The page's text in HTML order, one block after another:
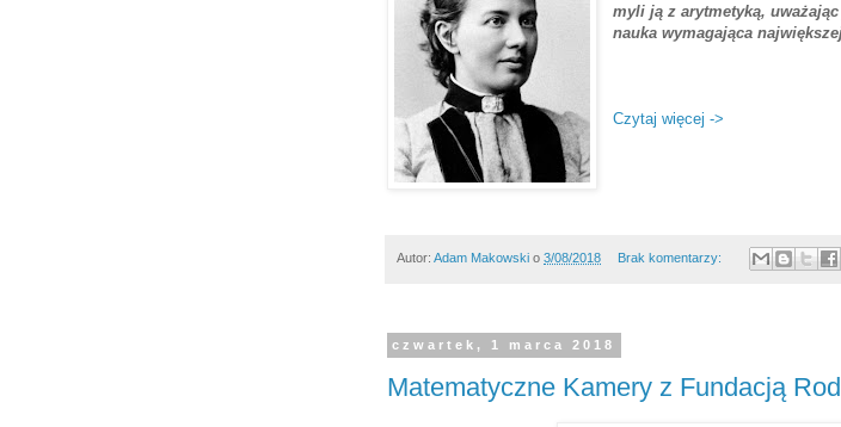
myli ją z arytmetyką,
nauka wymagająca
Czytaj więcej ->
Autor: Adam Makowski o 3/08/2018 Brak komentarzy:
czwartek, 1 marca 2018
Matematyczne Kamery z Fundacją